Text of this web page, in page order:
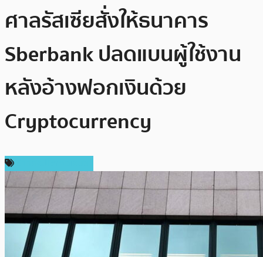
ศาลรัสเซียสั่งให้ธนาคาร
Sberbank ปลดแบนผู้ใช้งาน
หลังอ้างฟอกเงินด้วย
Cryptocurrency